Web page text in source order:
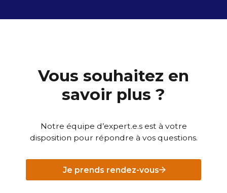
Vous souhaitez en
savoir plus ?
Notre équipe d’expert.e.s est à votre
disposition pour répondre à vos questions.
Je prends rendez-vous